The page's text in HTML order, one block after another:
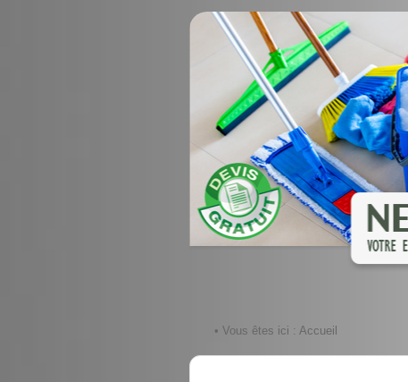
• Vous êtes ici : Accueil